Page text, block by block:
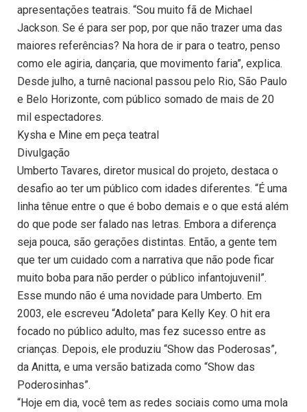
apresentações teatrais. “Sou muito fã de Michael
Jackson. Se é para ser pop, por que não trazer uma das
maiores referências? Na hora de ir para o teatro, penso
como ele agiria, dançaria, que movimento faria”, explica.
Desde julho, a turnê nacional passou pelo Rio, São Paulo
e Belo Horizonte, com público somado de mais de 20
mil espectadores.
Kysha e Mine em peça teatral
Divulgação
Umberto Tavares, diretor musical do projeto, destaca o
desafio ao ter um público com idades diferentes. “É uma
linha tênue entre o que é bobo demais e o que está além
do que pode ser falado nas letras. Embora a diferença
seja pouca, são gerações distintas. Então, a gente tem
que ter um cuidado com a narrativa que não pode ficar
muito boba para não perder o público infantojuvenil”.
Esse mundo não é uma novidade para Umberto. Em
2003, ele escreveu “Adoleta” para Kelly Key. O hit era
focado no público adulto, mas fez sucesso entre as
crianças. Depois, ele produziu “Show das Poderosas”,
da Anitta, e uma versão batizada como “Show das
Poderosinhas”.
“Hoje em dia, você tem as redes sociais como uma mola